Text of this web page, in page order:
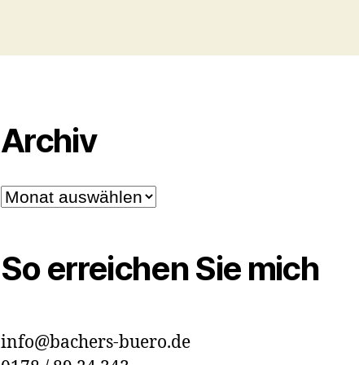
Archiv
Archiv
So erreichen Sie mich
info@bachers-buero.de